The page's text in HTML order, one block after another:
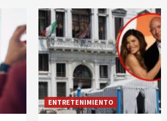
ENTRETENIMIENTO